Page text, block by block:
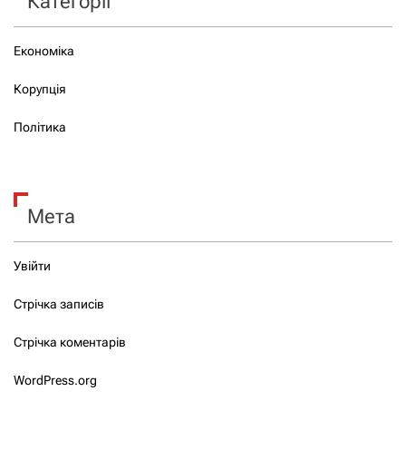
Економіка
Корупція
Політика
Мета
Увійти
Стрічка записів
Стрічка коментарів
WordPress.org